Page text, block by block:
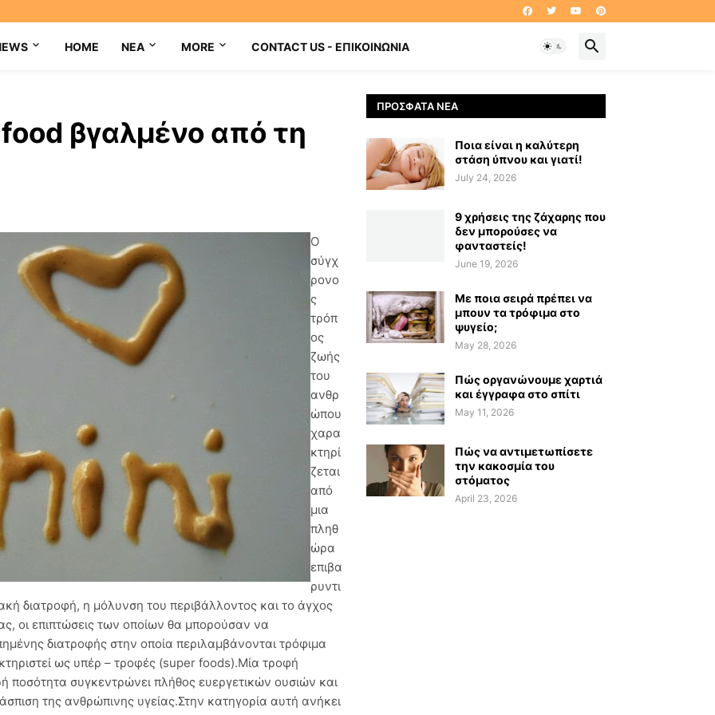
HOME NEA MORE CONTACT US - ΕΠΙΚΟΙΝΩΝΊΑ
βγαλμένο από τη
Ο
σύγχ
ρονο
ς
τρόπ
ος
ζωής
του
ανθρ
ώπου
χαρα
κτηρί
ζεται
από
μια
πληθ
ώρα
επιβα
ρυντι
διατροφή, η μόλυνση του περιβάλλοντος και το άγχος
οι επιπτώσεις των οποίων θα μπορούσαν να
διατροφής στην οποία περιλαμβάνονται τρόφιμα
ως υπέρ – τροφές (super foods).Μία τροφή
ποσότητα συγκεντρώνει πλήθος ευεργετικών ουσιών και
της ανθρώπινης υγείας.Στην κατηγορία αυτή ανήκει
ΠΡΌΣΦΑΤΑ ΝΈΑ
Ποια είναι η καλύτερη
στάση ύπνου και γιατί!
July 24, 2026
9 χρήσεις της ζάχαρης που
δεν μπορούσες να
φανταστείς!
June 19, 2026
Με ποια σειρά πρέπει να
μπουν τα τρόφιμα στο
ψυγείο;
May 28, 2026
Πώς οργανώνουμε χαρτιά
και έγγραφα στο σπίτι
May 11, 2026
Πώς να αντιμετωπίσετε
την κακοσμία του
στόματος
April 23, 2026